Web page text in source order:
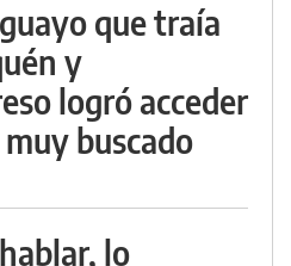
que traía
y
logró acceder
buscado
lo